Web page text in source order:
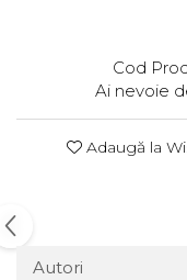
Cod
Ai nevoie
Adaugă la
Autori